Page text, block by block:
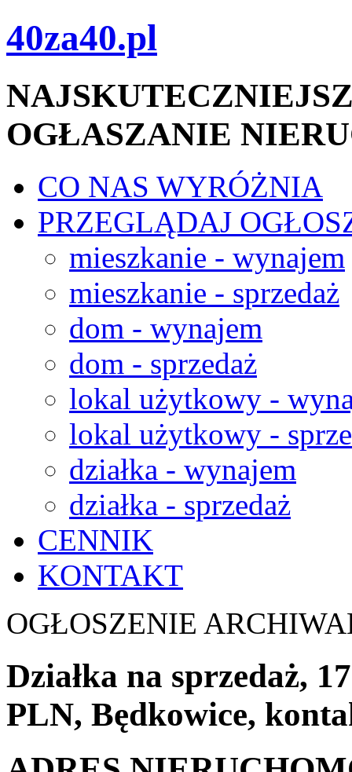
40za40.pl
OGŁASZANIE
CO NAS WYRÓŻNIA
PRZEGLĄDAJ
mieszkanie - wynajem
mieszkanie - sprzedaż
dom - wynajem
dom - sprzedaż
lokal użytkowy -
lokal użytkowy -
działka - wynajem
działka - sprzedaż
CENNIK
KONTAKT
OGŁOSZENIE
Działka na sprzedaż,
PLN, Będkowice,